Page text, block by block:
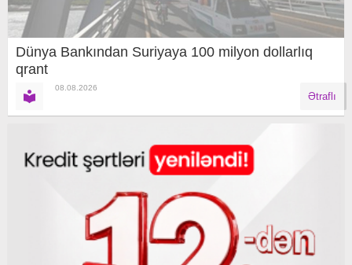
Dünya Bankından Suriyaya 100 milyon dollarlıq
qrant
08.08.2026
Ətraflı